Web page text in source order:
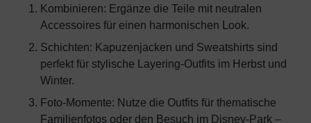
Kombinieren: Ergänze die Teile mit neutralen
Accessoires für einen harmonischen Look.
Schichten: Kapuzenjacken und Sweatshirts sind
perfekt für stylische Layering-Outfits im Herbst und
Winter.
Foto-Momente: Nutze die Outfits für thematische
Familienfotos oder den Besuch im Disney-Park –